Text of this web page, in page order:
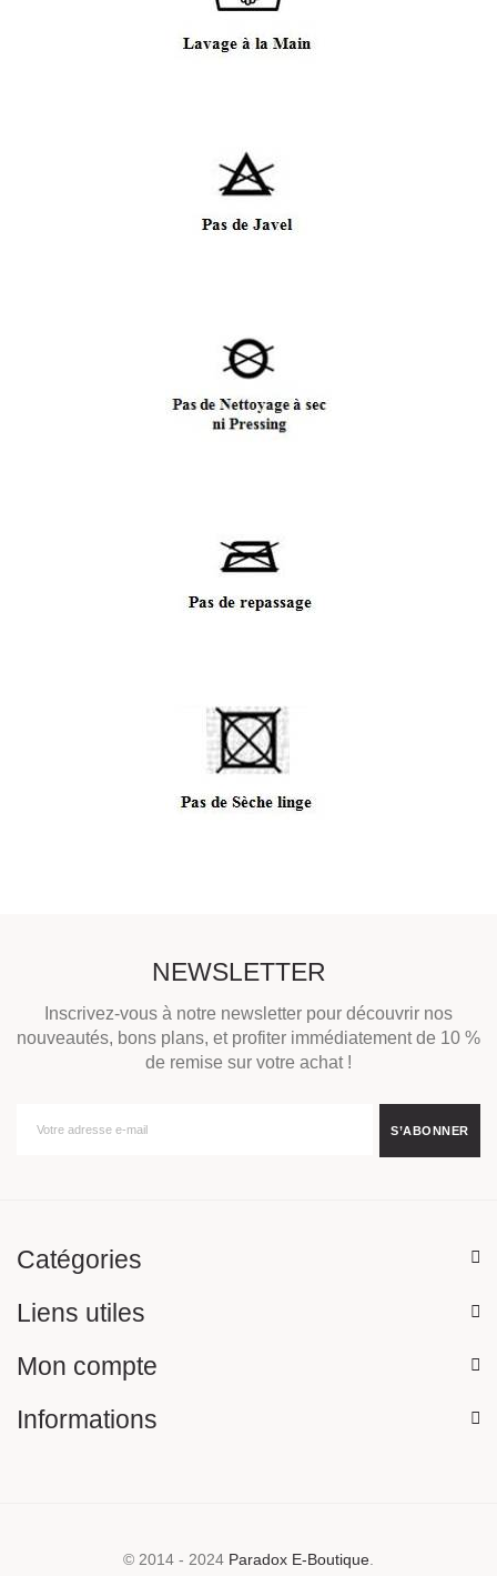
NEWSLETTER
Inscrivez-vous à notre newsletter pour découvrir nos
nouveautés, bons plans, et profiter immédiatement de 10 %
de remise sur votre achat !
Catégories
Liens utiles
Mon compte
Informations
© 2014 - 2024 Paradox E-Boutique